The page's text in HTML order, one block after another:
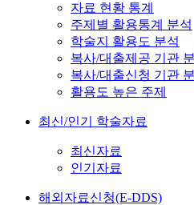
자료 현황 통계
주제별 활용통계 분석
학술지 활용도 분석
복사/대출제공 기관
복사/대출신청 기관
활용도 높은 주제
최신/인기 학술자료
최신자료
인기자료
해외자료신청(E-DDS)